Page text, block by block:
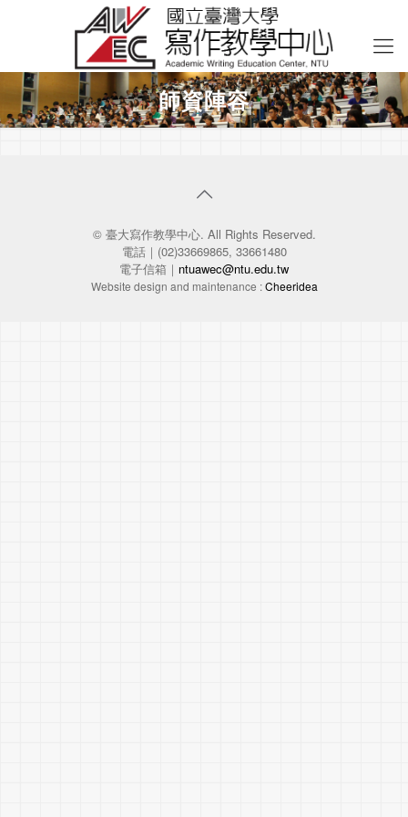
師資陣容
© 臺大寫作教學中心. All Rights Reserved.
電話｜(02)33669865, 33661480
電子信箱｜ ntuawec@ntu.edu.tw
Website design and maintenance :Cheeridea